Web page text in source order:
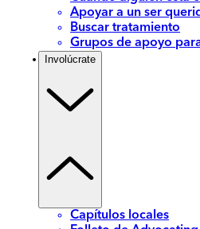
Apoyar a un ser
Buscar tratamiento
Grupos de apoyo
Involúcrate
Capítulos locales